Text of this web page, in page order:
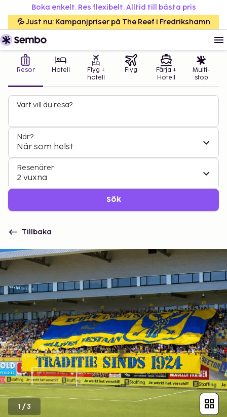
Boka enkelt. Res flexibelt. Alltid till bästa pris
💦 Just nu: Kampanjpriser på The Reef i Fredrikshamn
Resor Hotell
Flyg +
hotell
Flyg
Färja +
Hotell
Multi-
stop
Vart vill du resa?
När?
När som helst
Resenärer
2 vuxna
Sök
Tillbaka
1 /3